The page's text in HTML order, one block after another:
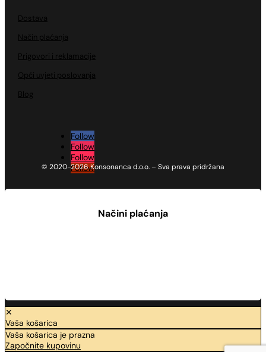
Dostava
Način plaćanja
Prigovori i reklamacije
Opći uvjeti poslovanja
Blog
Follow
Follow
Follow
Follow
© 2020-2026 Konsonanca d.o.o. – Sva prava pridržana
Načini plaćanja
✕
Vaša košarica
Vaša košarica je prazna
Započnite kupovinu